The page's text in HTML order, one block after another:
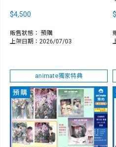
$4,500
販售狀態： 預購
上架日期：2026/07/03
animate獨家特典